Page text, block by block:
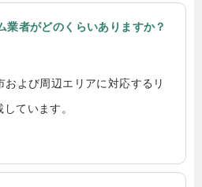
業者がどのくらいありますか？
よび周辺エリアに対応するリ
ています。